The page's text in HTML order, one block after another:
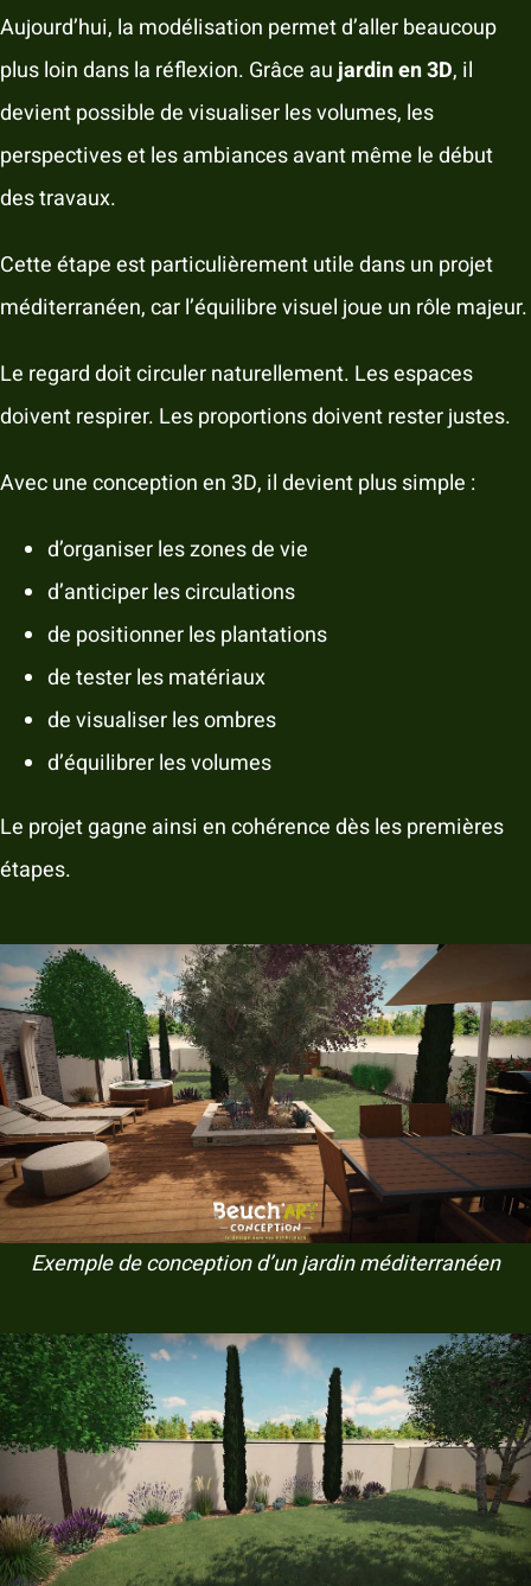
Aujourd’hui, la modélisation permet d’aller beaucoup
plus loin dans la réflexion. Grâce aujardin en 3D, il
devient possible de visualiser les volumes, les
perspectives et les ambiances avant même le début
des travaux.
Cette étape est particulièrement utile dans un projet
méditerranéen, car l’équilibre visuel joue un rôle majeur.
Le regard doit circuler naturellement. Les espaces
doivent respirer. Les proportions doivent rester justes.
Avec une conception en 3D, il devient plus simple :
d’organiser les zones de vie
d’anticiper les circulations
de positionner les plantations
de tester les matériaux
de visualiser les ombres
d’équilibrer les volumes
Le projet gagne ainsi en cohérence dès les premières
étapes.
Exemple de conception d’un jardin méditerranéen